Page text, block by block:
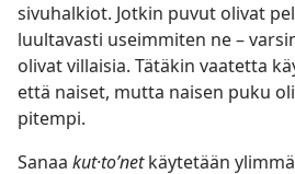
sivuhalkiot. Jotkin puvut olivat
luultavasti useimmiten ne –
olivat villaisia. Tätäkin vaatetta
että naiset, mutta naisen puku
pitempi.
Sanaa kut·toʹnetkäytetään